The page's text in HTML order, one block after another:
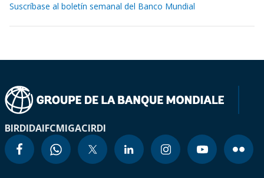
Suscríbase al boletín semanal del Banco Mundial
BIRDIDAIFCMIGACIRDI